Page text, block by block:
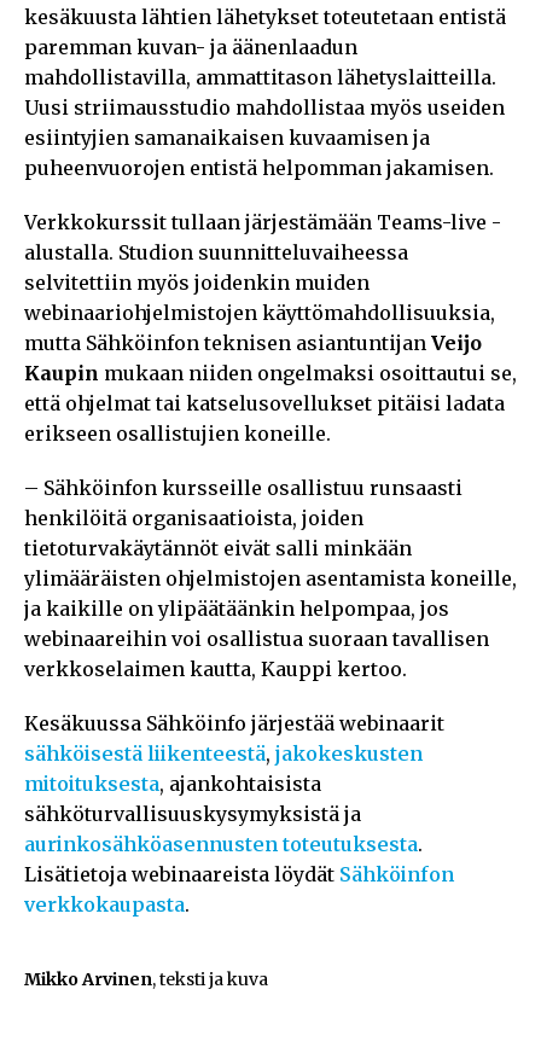
kesäkuusta lähtien lähetykset toteutetaan entistä
paremman kuvan- ja äänenlaadun
mahdollistavilla, ammattitason lähetyslaitteilla.
Uusi striimausstudio mahdollistaa myös useiden
esiintyjien samanaikaisen kuvaamisen ja
puheenvuorojen entistä helpomman jakamisen.
Verkkokurssit tullaan järjestämään Teams-live -
alustalla. Studion suunnitteluvaiheessa
selvitettiin myös joidenkin muiden
webinaariohjelmistojen käyttömahdollisuuksia,
mutta Sähköinfon teknisen asiantuntijan Veijo
Kaupin mukaan niiden ongelmaksi osoittautui se,
että ohjelmat tai katselusovellukset pitäisi ladata
erikseen osallistujien koneille.
– Sähköinfon kursseille osallistuu runsaasti
henkilöitä organisaatioista, joiden
tietoturvakäytännöt eivät salli minkään
ylimääräisten ohjelmistojen asentamista koneille,
ja kaikille on ylipäätäänkin helpompaa, jos
webinaareihin voi osallistua suoraan tavallisen
verkkoselaimen kautta, Kauppi kertoo.
Kesäkuussa Sähköinfo järjestää webinaarit
sähköisestä liikenteestä, jakokeskusten
mitoituksesta, ajankohtaisista
sähköturvallisuuskysymyksistä ja
aurinkosähköasennusten toteutuksesta.
Lisätietoja webinaareista löydät Sähköinfon
verkkokaupasta.
Mikko Arvinen, teksti ja kuva